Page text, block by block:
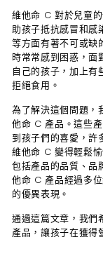
維他命 C 對於兒童
助孩子抵抗感冒和感
等方面有著不可或缺
時常常感到困惑，面
自己的孩子，加上
拒絕食用。
為了解決這個問題，
他命 C 產品。這些
到孩子們的喜愛，許
維他命 C 變得輕鬆
包括產品的品質、品
他命 C 產品經過多
的優異表現。
通過這篇文章，我們
產品，讓孩子在獲得